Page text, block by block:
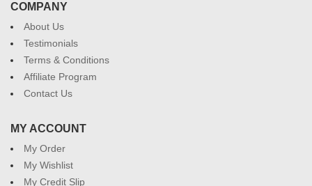
COMPANY
About Us
Testimonials
Terms & Conditions
Affiliate Program
Contact Us
MY ACCOUNT
My Order
My Wishlist
My Credit Slip